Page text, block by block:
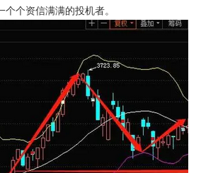
个资信满满的投机者。